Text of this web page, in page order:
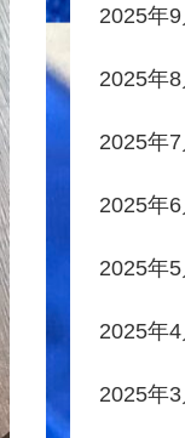
2025年9
2025年8
2025年7
2025年6
2025年5
2025年4
2025年3